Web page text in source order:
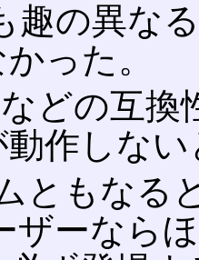
趣の異な
った。
などの互換
作しな
ともなる
ザーなら